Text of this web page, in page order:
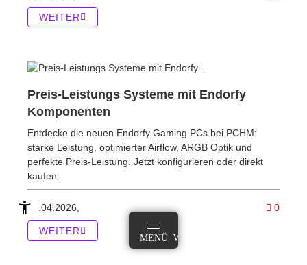
WEITER
Preis-Leistungs Systeme mit Endorfy
Komponenten
Entdecke die neuen Endorfy Gaming PCs bei PCHM:
starke Leistung, optimierter Airflow, ARGB Optik und
perfekte Preis-Leistung. Jetzt konfigurieren oder direkt
kaufen.
19.04.2026, 0
WEITER
ANMELDEN MENÜ WARENKORB